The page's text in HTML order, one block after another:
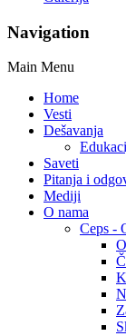
Navigation
Main Menu
Home
Vesti
Dešavanja
Saveti
Pitanja i
Mediji
O nama
Ceps -